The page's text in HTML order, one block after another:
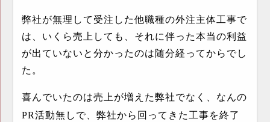
弊社が無理して受注した他職種の外注主体工事で
は、いくら売上しても、それに伴った本当の利益
が出ていないと分かったのは随分経ってからでし
た。
喜んでいたのは売上が増えた弊社でなく、なんの
PR活動無しで、弊社から回ってきた工事を終了